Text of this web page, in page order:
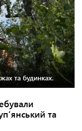
та будинках.
та